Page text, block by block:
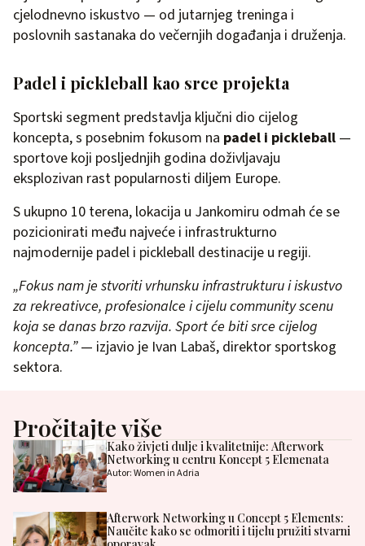
cjelodnevno iskustvo — od jutarnjeg treninga i
poslovnih sastanaka do večernjih događanja i druženja.
Padel i pickleball kao srce projekta
Sportski segment predstavlja ključni dio cijelog
koncepta, s posebnim fokusom na padel i pickleball —
sportove koji posljednjih godina doživljavaju
eksplozivan rast popularnosti diljem Europe.
S ukupno 10 terena, lokacija u Jankomiru odmah će se
pozicionirati među najveće i infrastrukturno
najmodernije padel i pickleball destinacije u regiji.
„Fokus nam je stvoriti vrhunsku infrastrukturu i iskustvo
za rekreativce, profesionalce i cijelu community scenu
koja se danas brzo razvija. Sport će biti srce cijelog
koncepta.”— izjavio je Ivan Labaš, direktor sportskog
sektora.
Pročitajte više
Kako živjeti dulje i kvalitetnije: Afterwork
Networking u centru Koncept 5 Elemenata
Autor: Women in Adria
Afterwork Networking u Concept 5 Elements:
Naučite kako se odmoriti i tijelu pružiti stvarni